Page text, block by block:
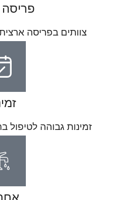
צוותים בפריסה
זמינות גבוהה לטיפול